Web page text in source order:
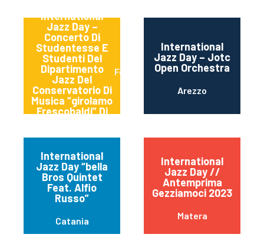
International
Jazz Day –
Concerto Di
Studentesse E
Studenti Del
Dipartimento
Jazz Del
Conservatorio Di
Musica “girolamo
Frescobaldi” Di
Ferrara
International
Jazz Day – Jotc
Open Orchestra
Arezzo
International
Jazz Day “bella
Bros Quintet
Feat. Alfio
Russo”
Catania
International
Jazz Day //
Antemprima
Gezziamoci 2023
Matera